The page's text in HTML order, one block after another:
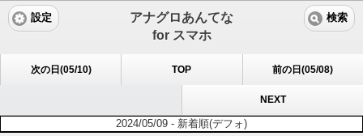
アナグロあんてな
for スマホ
設定 検索
次の日(05/10) TOP 前の日(05/08)
NEXT
2024/05/09 - 新着順(デフォ)